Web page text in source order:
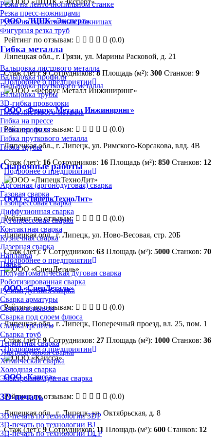
Резка на ленточнопильном станке
Резка пресс-ножницами
Рубка на гильотинных ножницах
Фигурная резка труб
Гибка металла
Вальцовка листового металла
Вальцовка профиля
Вальцовка пруткового металла
Вальцовка трубы
3D-гибка проволоки
Гибка листового металла
Гибка на прессе
Гибка профиля
Гибка пруткового металла
Гибка трубы
Сварочные работы
Аргонная (аргонодуговая) сварка
Газовая сварка
Газопрессовая сварка
Диффузионная сварка
Дугопрессовая сварка
Контактная сварка
Кузнечная сварка
Лазерная сварка
Наплавка
Пайка
Полуавтоматическая дуговая сварка
Роботизированная сварка
Ручная дуговая сварка
Сварка арматуры
Сварка взрывом
Сварка под слоем флюса
Сварка трением
Сварка труб
Термитная сварка
Ультразвуковая сварка
Химическая сварка
Холодная сварка
Электронно-лучевая сварка
3D-печать
3D-печать по технологии 3DP
3D-печать по технологии BJ
3D-печать по технологии DLP
ООО «ЛЦПК «Эксперт»
Рейтинг по отзывам:
(0.0)
Липецкая обл., г. Грязи, ул. Марины Расковой, д. 21
Стаж (лет):9 Сотрудников:8 Площадь (м²): 300 Станков: 9
Подробнее о предприятии
ООО «Феррус Металл Инжиниринг»
Рейтинг по отзывам:
(0.0)
Липецкая обл., г. Липецк, ул. Римского-Корсакова, влд. 4В
Стаж (лет): 16 Сотрудников: 16 Площадь (м²): 850 Станков: 12
Подробнее о предприятии
ООО «ЛипецкТехноЛит»
Рейтинг по отзывам:
(0.0)
Липецкая обл., г. Липецк, ул. Ново-Весовая, стр. 20Б
Стаж (лет):7 Сотрудников: 63 Площадь (м²): 5000 Станков: 70
Подробнее о предприятии
ООО «СпецДеталь»
Рейтинг по отзывам:
(0.0)
Липецкая обл., г. Липецк, Поперечный проезд, вл. 25, пом. 1
Стаж (лет):9 Сотрудников: 27 Площадь (м²): 1000 Станков: 36
Подробнее о предприятии
ООО «Каисса»
Рейтинг по отзывам:
(0.0)
Липецкая обл., г. Липецк, ул. Октябрьская, д. 8
Стаж (лет):9 Сотрудников:11 Площадь (м²): 600 Станков: 12